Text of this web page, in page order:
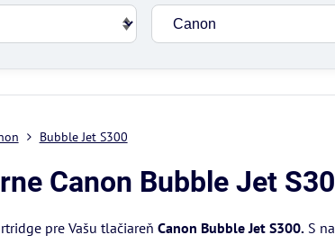
Bubble Jet S300
Canon Bubble Jet
pre Vašu tlačiareň Canon Bubble Jet S300.S